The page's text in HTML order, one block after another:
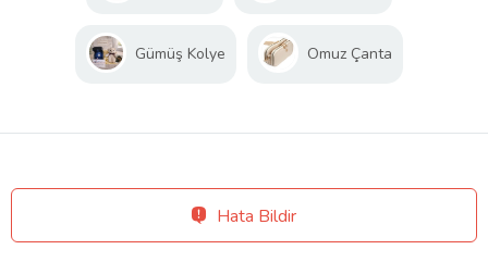
Gümüş Kolye Omuz Çanta
Hata Bildir